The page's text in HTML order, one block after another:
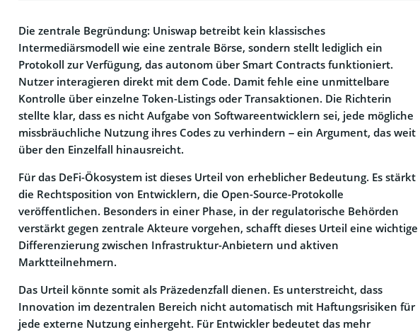
Die zentrale Begründung: Uniswap betreibt kein klassisches
Intermediärsmodell wie eine zentrale Börse, sondern stellt lediglich ein
Protokoll zur Verfügung, das autonom über Smart Contracts funktioniert.
Nutzer interagieren direkt mit dem Code. Damit fehle eine unmittelbare
Kontrolle über einzelne Token-Listings oder Transaktionen. Die Richterin
stellte klar, dass es nicht Aufgabe von Softwareentwicklern sei, jede mögliche
missbräuchliche Nutzung ihres Codes zu verhindern – ein Argument, das weit
über den Einzelfall hinausreicht.
Für das DeFi-Ökosystem ist dieses Urteil von erheblicher Bedeutung. Es stärkt
die Rechtsposition von Entwicklern, die Open-Source-Protokolle
veröffentlichen. Besonders in einer Phase, in der regulatorische Behörden
verstärkt gegen zentrale Akteure vorgehen, schafft dieses Urteil eine wichtige
Differenzierung zwischen Infrastruktur-Anbietern und aktiven
Marktteilnehmern.
Das Urteil könnte somit als Präzedenzfall dienen. Es unterstreicht, dass
Innovation im dezentralen Bereich nicht automatisch mit Haftungsrisiken für
jede externe Nutzung einhergeht. Für Entwickler bedeutet das mehr